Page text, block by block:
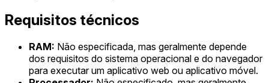
Requisitos técnicos
RAM: Não especificada, mas geralmente depende
dos requisitos do sistema operacional e do navegador
para executar um aplicativo web ou aplicativo móvel.